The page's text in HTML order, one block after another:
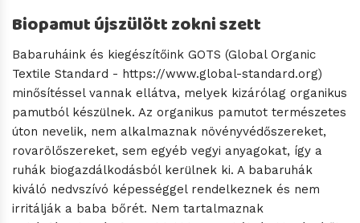
Biopamut újszülött zokni szett
Babaruháink és kiegészítőink GOTS (Global Organic
Textile Standard - https://www.global-standard.org)
minősítéssel vannak ellátva, melyek kizárólag organikus
pamutból készülnek. Az organikus pamutot természetes
úton nevelik, nem alkalmaznak növényvédőszereket,
rovarölőszereket, sem egyéb vegyi anyagokat, így a
ruhák biogazdálkodásból kerülnek ki. A babaruhák
kiváló nedvszívó képességgel rendelkeznek és nem
irritálják a baba bőrét. Nem tartalmaznak